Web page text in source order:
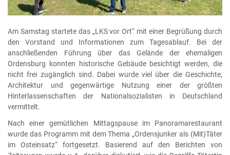
Am Samstag startete das „LKS vor Ort“ mit einer Begrüßung durch
den Vorstand und Informationen zum Tagesablauf. Bei der
anschließenden Führung über das Gelände der ehemaligen
Ordensburg konnten historische Gebäude besichtigt werden, die
nicht frei zugänglich sind. Dabei wurde viel über die Geschichte,
Architektur und gegenwärtige Nutzung einer der größten
Hinterlassenschaften der Nationalsozialisten in Deutschland
vermittelt.
Nach einer gemütlichen Mittagspause im Panoramarestaurant
wurde das Programm mit dem Thema „Ordensjunker als (Mit)Täter
im Osteinsatz“ fortgesetzt. Basierend auf den Berichten von